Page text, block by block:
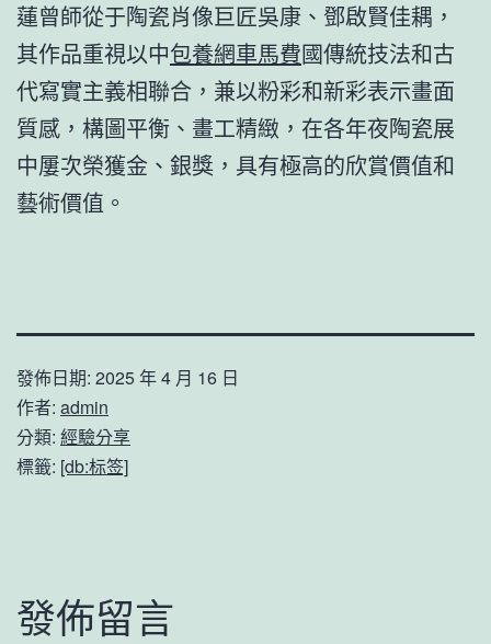
蓮曾師從于陶瓷肖像巨匠吳康、鄧啟賢佳耦，
其作品重視以中包養網車馬費國傳統技法和古
代寫實主義相聯合，兼以粉彩和新彩表示畫面
質感，構圖平衡、畫工精緻，在各年夜陶瓷展
中屢次榮獲金、銀獎，具有極高的欣賞價值和
藝術價值。
發佈日期: 2025 年 4 月 16 日
作者: admin
分類: 經驗分享
標籤: [db:标签]
發佈留言